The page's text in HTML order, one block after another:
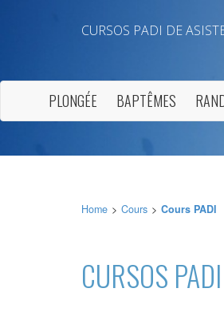
CURSOS PADI DE
PLONGÉE BAPTÊMES
Home Cours Cours PADI
CURSOS